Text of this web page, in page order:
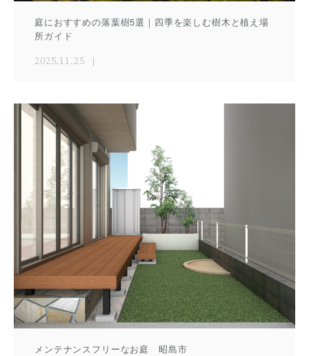
庭におすすめの落葉樹5選｜四季を楽しむ樹木と植え場
所ガイド
2025.11.25
メンテナンスフリーなお庭 昭島市